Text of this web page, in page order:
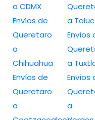
a CDMX
Envíos de
Queretaro
a
Chihuahua
Envíos de
Queretaro
a
a
Envíos
a
Envíos
a